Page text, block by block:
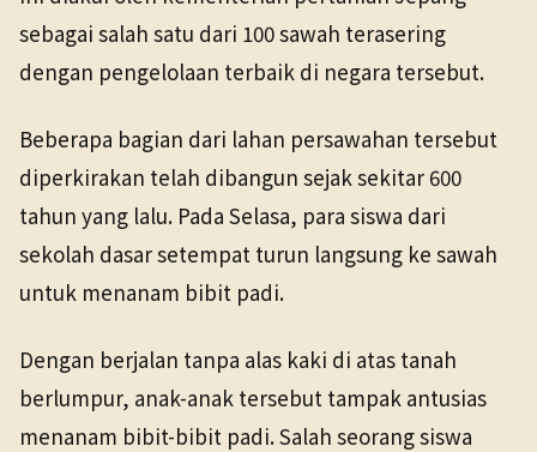
sebagai salah satu dari 100 sawah terasering
dengan pengelolaan terbaik di negara tersebut.
Beberapa bagian dari lahan persawahan tersebut
diperkirakan telah dibangun sejak sekitar 600
tahun yang lalu. Pada Selasa, para siswa dari
sekolah dasar setempat turun langsung ke sawah
untuk menanam bibit padi.
Dengan berjalan tanpa alas kaki di atas tanah
berlumpur, anak-anak tersebut tampak antusias
menanam bibit-bibit padi. Salah seorang siswa